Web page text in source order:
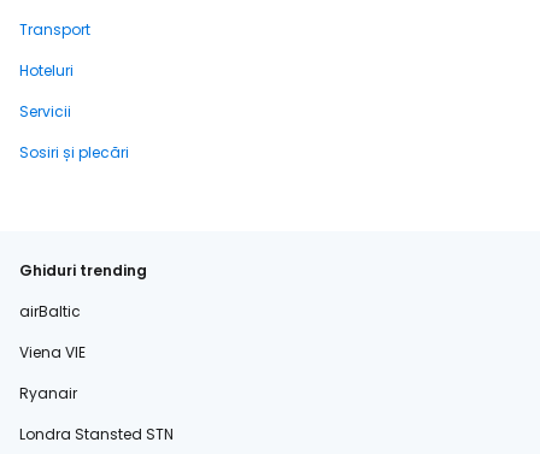
Transport
Hoteluri
Servicii
Sosiri și plecări
Ghiduri trending
airBaltic
Viena VIE
Ryanair
Londra Stansted STN